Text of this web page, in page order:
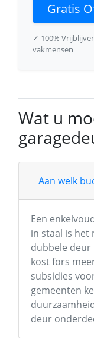
Gratis
✓ 100%
vakmensen
Wat u
Aan welk
Een
in staal is het
dubbele
kost fors
subsidies
gemeenten
deur